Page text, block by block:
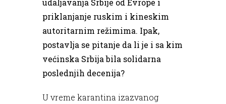
priklanjanje ruskim i kineskim
autoritarnim režimima. Ipak,
postavlja se pitanje da li je i sa kim
većinska Srbija bila solidarna
poslednjih decenija?
U vreme karantina izazvanog